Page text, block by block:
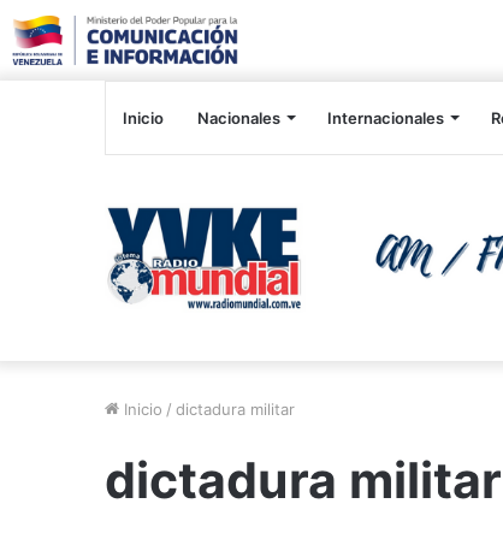
Inicio Nacionales Internacionales
Inicio / dictadura militar
dictadura militar